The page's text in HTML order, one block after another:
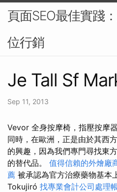
頁面SEO最佳實踐
位行銷
Je Tall Sf
Sep 11, 2013
Vevor 全身按摩椅，指壓按摩
同時，在歐洲，正是由於其西
的興趣，因為我們專門尋找東
的替代品。 值得信賴的外燴廠
薦 被承認為官方治療藥物基本
Tokujiró 找專業會計公司處理